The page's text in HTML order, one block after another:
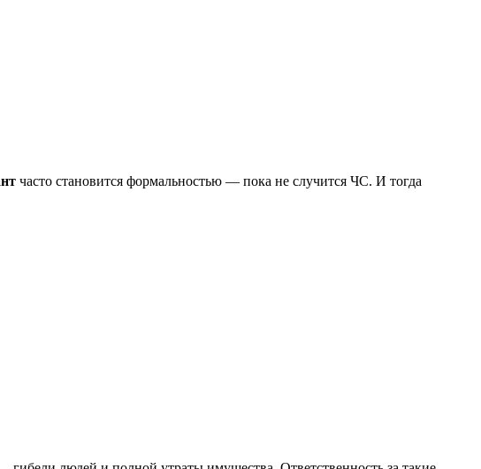
часто становится формальностью — пока не случится ЧС. И тогда